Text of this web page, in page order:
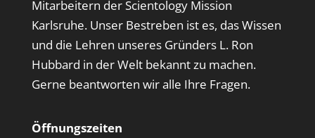
Mitarbeitern der Scientology Mission
Karlsruhe. Unser Bestreben ist es, das Wissen
und die Lehren unseres Gründers L. Ron
Hubbard in der Welt bekannt zu machen.
Gerne beantworten wir alle Ihre Fragen.
Öffnungszeiten